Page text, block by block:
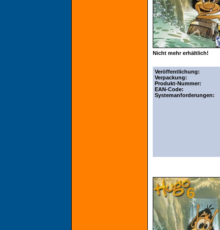
Nicht mehr erhältlich!
Veröffentlichung:
Verpackung:
Produkt-Nummer:
EAN-Code:
Systemanforderungen: